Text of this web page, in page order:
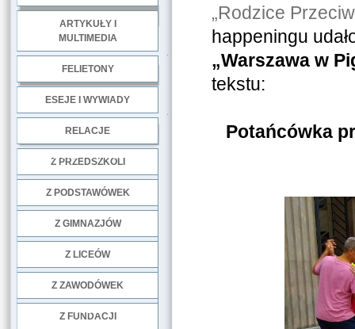
ARTYKUŁY I
MULTIMEDIA
FELIETONY
ESEJE I WYWIADY
RELACJE
Z PRZEDSZKOLI
Z PODSTAWÓWEK
Z GIMNAZJÓW
Z LICEÓW
Z ZAWODÓWEK
Z FUNDACJI
„Rodzice
happeningu
„Warszawa w
tekstu:
Potańcówka